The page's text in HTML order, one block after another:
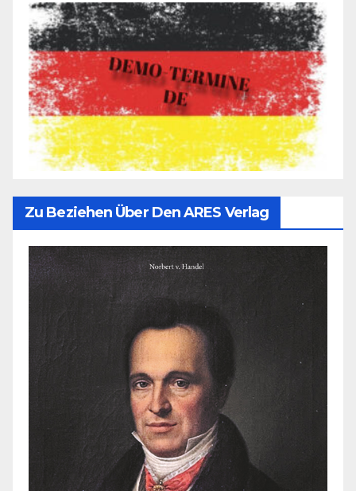
Zu Beziehen Über Den ARES Verlag